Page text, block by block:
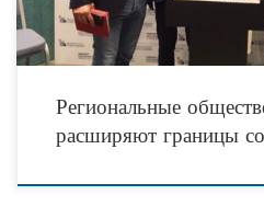
Региональные
расширяют границы